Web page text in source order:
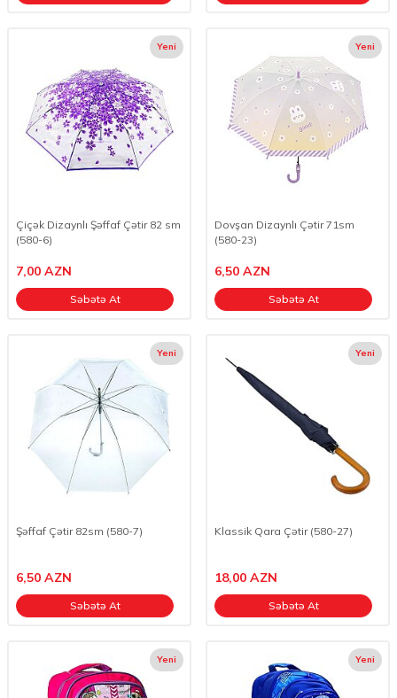
Yeni
Çiçək Dizaynlı Şəffaf Çətir 82 sm
(580-6)
7,00 AZN
Səbətə At
Yeni
Dovşan Dizaynlı Çətir 71sm
(580-23)
6,50 AZN
Səbətə At
Yeni
Şəffaf Çətir 82sm (580-7)
6,50 AZN
Səbətə At
Yeni
Klassik Qara Çətir (580-27)
18,00 AZN
Səbətə At
Yeni Yeni